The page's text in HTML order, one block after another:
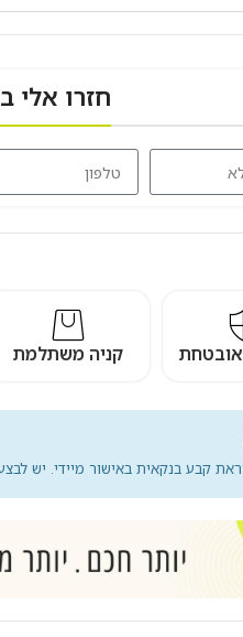
חזרו אלי
קניה משתלמת
קבע בנקאית באישור מיידי. יש